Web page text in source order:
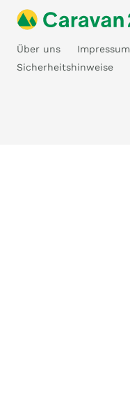
Über uns Impressum
Sicherheitshinweise